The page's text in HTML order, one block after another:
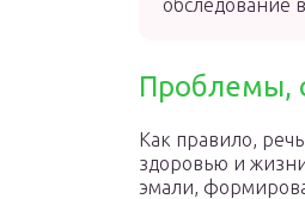
обследование
Проблемы,
Как правило,
здоровью и
эмали,